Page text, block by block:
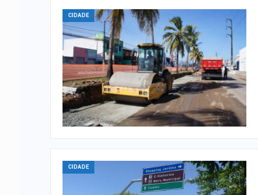
CIDADE
CIDADE